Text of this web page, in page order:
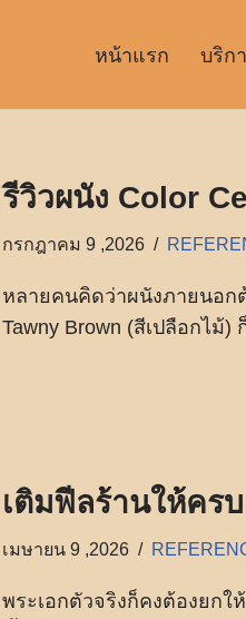
หน้าแรก บริก
รีวิวผนัง Color
กรกฎาคม 9 ,2026
หลายคนคิดว่าผนังภายนอก
Tawny Brown (สีเปลือกไม้
เติมฟีลร้านให้คร
เมษายน 9 ,2026
พระเอกตัวจริงก็คงต้องยกใ